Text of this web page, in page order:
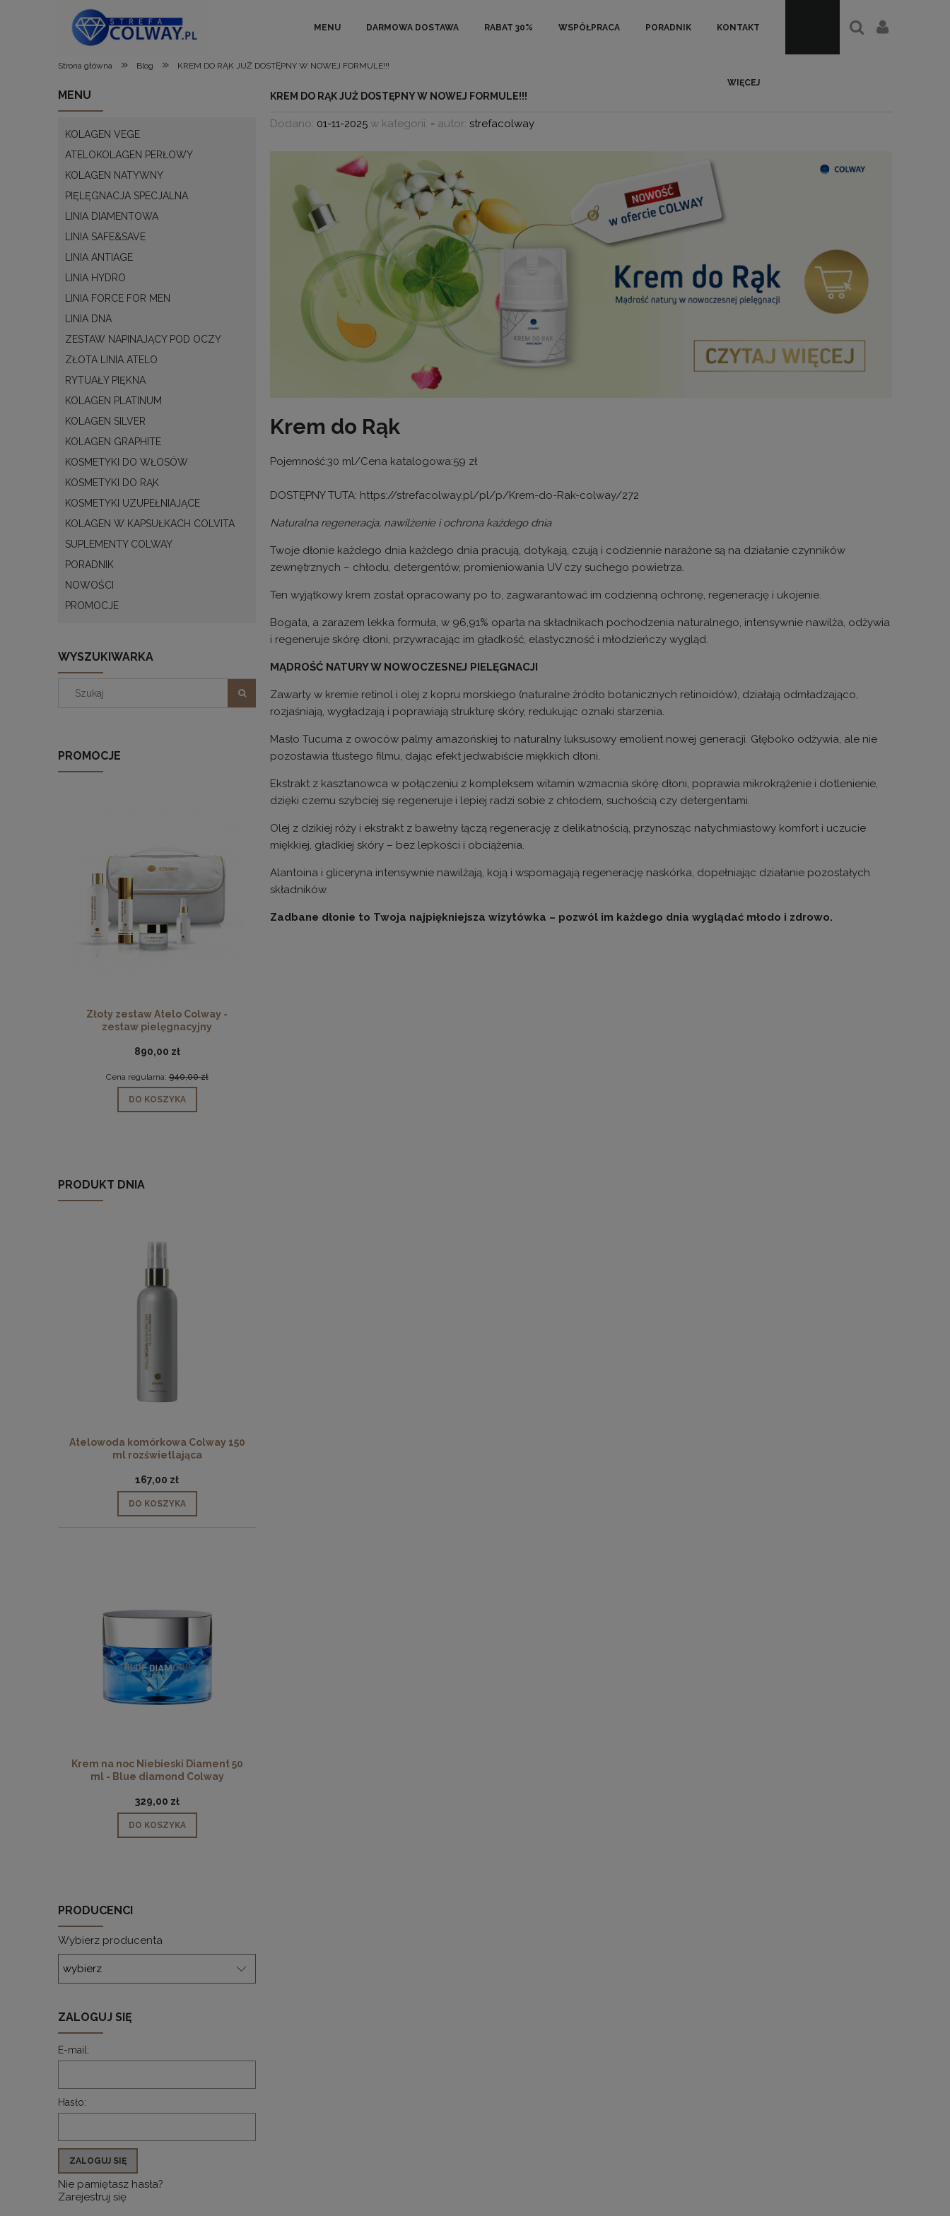
MENU DARMOWA DOSTAWA RABAT 30% WSPÓŁPRACA PORADNIK KONTAKT
WIĘCEJ
Strona główna » Blog » KREM DO RĄK JUŻ DOSTĘPNY W NOWEJ FORMULE!!!
MENU
KOLAGEN VEGE
ATELOKOLAGEN PERŁOWY
KOLAGEN NATYWNY
PIĘLĘGNACJA SPECJALNA
LINIA DIAMENTOWA
LINIA SAFE&SAVE
LINIA ANTIAGE
LINIA HYDRO
LINIA FORCE FOR MEN
LINIA DNA
ZESTAW NAPINAJĄCY POD OCZY
ZŁOTA LINIA ATELO
RYTUAŁY PIĘKNA
KOLAGEN PLATINUM
KOLAGEN SILVER
KOLAGEN GRAPHITE
KOSMETYKI DO WŁOSÓW
KOSMETYKI DO RĄK
KOSMETYKI UZUPEŁNIAJĄCE
KOLAGEN W KAPSUŁKACH COLVITA
SUPLEMENTY COLWAY
PORADNIK
NOWOŚCI
PROMOCJE
WYSZUKIWARKA
PROMOCJE
Złoty zestaw Atelo Colway -
zestaw pielęgnacyjny
890,00 zł
Cena regularna:940,00 zł
DO KOSZYKA
PRODUKT DNIA
Atelowoda komórkowa Colway 150
ml rozświetlająca
167,00 zł
DO KOSZYKA
Krem na noc Niebieski Diament 50
ml - Blue diamond Colway
329,00 zł
DO KOSZYKA
PRODUCENCI
Wybierz producenta
ZALOGUJ SIĘ
E-mail:
Hasło:
ZALOGUJ SIĘ
Nie pamiętasz hasła?
Zarejestruj się
KREM DO RĄK JUŻ DOSTĘPNY W NOWEJ FORMULE!!!
Dodano: 01-11-2025 w kategorii: - autor: strefacolway
Krem do Rąk
Pojemność:30 ml/Cena katalogowa:59 zł
DOSTĘPNY TUTA: https://strefacolway.pl/pl/p/Krem-do-Rak-colway/272
Naturalna regeneracja, nawilżenie i ochrona każdego dnia
Twoje dłonie każdego dnia każdego dnia pracują, dotykają, czują i codziennie narażone są na działanie czynników
zewnętrznych – chłodu, detergentów, promieniowania UV czy suchego powietrza.
Ten wyjątkowy krem został opracowany po to, zagwarantować im codzienną ochronę, regenerację i ukojenie.
Bogata, a zarazem lekka formuła, w 96,91% oparta na składnikach pochodzenia naturalnego, intensywnie nawilża, odżywia
i regeneruje skórę dłoni, przywracając im gładkość, elastyczność i młodzieńczy wygląd.
MĄDROŚĆ NATURY W NOWOCZESNEJ PIELĘGNACJI
Zawarty w kremie retinol i olej z kopru morskiego (naturalne źródło botanicznych retinoidów), działają odmładzająco,
rozjaśniają, wygładzają i poprawiają strukturę skóry, redukując oznaki starzenia.
Masło Tucuma z owoców palmy amazońskiej to naturalny luksusowy emolient nowej generacji. Głęboko odżywia, ale nie
pozostawia tłustego filmu, dając efekt jedwabiście miękkich dłoni.
Ekstrakt z kasztanowca w połączeniu z kompleksem witamin wzmacnia skórę dłoni, poprawia mikrokrążenie i dotlenienie,
dzięki czemu szybciej się regeneruje i lepiej radzi sobie z chłodem, suchością czy detergentami.
Olej z dzikiej róży i ekstrakt z bawełny łączą regenerację z delikatnością, przynosząc natychmiastowy komfort i uczucie
miękkiej, gładkiej skóry – bez lepkości i obciążenia.
Alantoina i gliceryna intensywnie nawilżają, koją i wspomagają regenerację naskórka, dopełniając działanie pozostałych
składników.
Zadbane dłonie to Twoja najpiękniejsza wizytówka – pozwól im każdego dnia wyglądać młodo i zdrowo.